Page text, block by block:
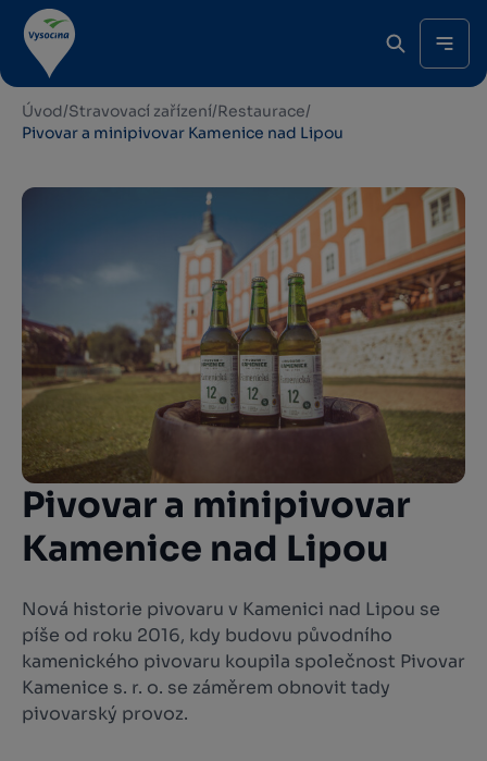
Úvod/Stravovací zařízení/Restaurace/
Pivovar a minipivovar Kamenice nad Lipou
Pivovar a minipivovar
Kamenice nad Lipou
Nová historie pivovaru v Kamenici nad Lipou se
píše od roku 2016, kdy budovu původního
kamenického pivovaru koupila společnost Pivovar
Kamenice s. r. o. se záměrem obnovit tady
pivovarský provoz.